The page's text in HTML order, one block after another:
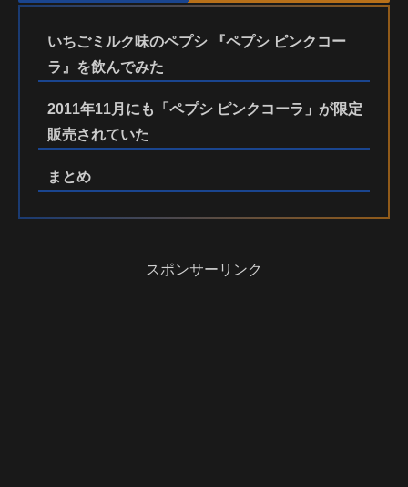
いちごミルク味のペプシ 『ペプシ ピンクコー
ラ』を飲んでみた
2011年11月にも「ペプシ ピンクコーラ」が限定
販売されていた
まとめ
スポンサーリンク